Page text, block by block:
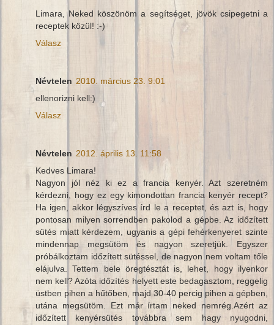
Limara, Neked köszönöm a segítséget, jövök csipegetni a
receptek közül! :-)
Válasz
Névtelen 2010. március 23. 9:01
ellenorizni kell:)
Válasz
Névtelen 2012. április 13. 11:58
Kedves Limara!
Nagyon jól néz ki ez a francia kenyér. Azt szeretném
kérdezni, hogy ez egy kimondottan francia kenyér recept?
Ha igen, akkor légyszíves írd le a receptet, és azt is, hogy
pontosan milyen sorrendben pakolod a gépbe. Az időzített
sütés miatt kérdezem, ugyanis a gépi fehérkenyeret szinte
mindennap megsütöm és nagyon szeretjük. Egyszer
próbálkoztam időzített sütéssel, de nagyon nem voltam tőle
elájulva. Tettem bele öregtésztát is, lehet, hogy ilyenkor
nem kell? Azóta időzítés helyett este bedagasztom, reggelig
üstben pihen a hűtőben, majd 30-40 percig pihen a gépben,
utána megsütöm. Ezt már írtam neked nemrég.Azért az
időzített kenyérsütés továbbra sem hagy nyugodni,